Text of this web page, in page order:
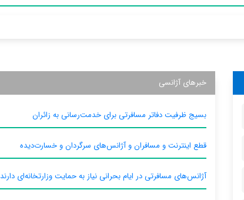
خبرهای آژانسی
بسیج ظرفیت دفاتر مسافرتی برای خدمت‌رسانی به زائران
قطع اینترنت و مسافران و آژانس‌های سرگردان و خسارت‌دیده
آژانس‌های مسافرتی در ایام بحرانی نیاز به حمایت وزارتخانه‌ای دارند